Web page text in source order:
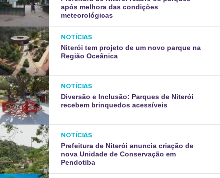
após melhora das condições
meteorológicas
NOTÍCIAS
Niterói tem projeto de um novo parque na
Região Oceânica
NOTÍCIAS
Diversão e Inclusão: Parques de Niterói
recebem brinquedos acessíveis
NOTÍCIAS
Prefeitura de Niterói anuncia criação de
nova Unidade de Conservação em
Pendotiba